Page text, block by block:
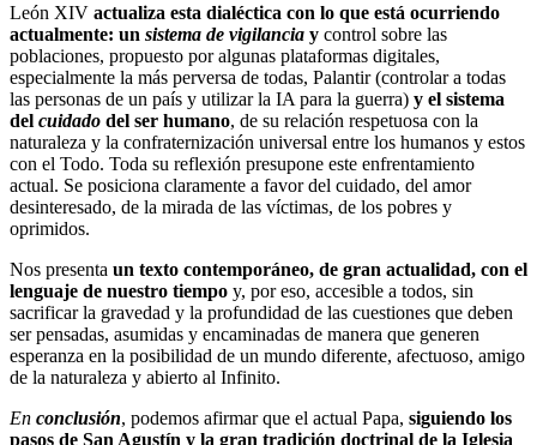
León XIV actualiza esta dialéctica con lo que está ocurriendo
actualmente: un sistema de vigilancia y control sobre las
poblaciones, propuesto por algunas plataformas digitales,
especialmente la más perversa de todas, Palantir (controlar a todas
las personas de un país y utilizar la IA para la guerra) y el sistema
del cuidado del ser humano, de su relación respetuosa con la
naturaleza y la confraternización universal entre los humanos y estos
con el Todo. Toda su reflexión presupone este enfrentamiento
actual. Se posiciona claramente a favor del cuidado, del amor
desinteresado, de la mirada de las víctimas, de los pobres y
oprimidos.
Nos presenta un texto contemporáneo, de gran actualidad, con el
lenguaje de nuestro tiempo y, por eso, accesible a todos, sin
sacrificar la gravedad y la profundidad de las cuestiones que deben
ser pensadas, asumidas y encaminadas de manera que generen
esperanza en la posibilidad de un mundo diferente, afectuoso, amigo
de la naturaleza y abierto al Infinito.
En conclusión, podemos afirmar que el actual Papa, siguiendo los
pasos de San Agustín y la gran tradición doctrinal de la Iglesia